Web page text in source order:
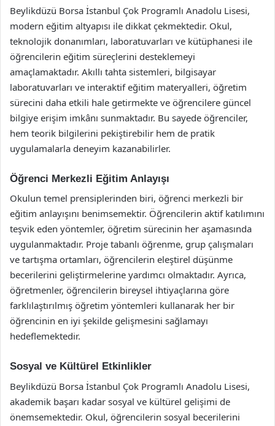
Beylikdüzü Borsa İstanbul Çok Programlı Anadolu Lisesi,
modern eğitim altyapısı ile dikkat çekmektedir. Okul,
teknolojik donanımları, laboratuvarları ve kütüphanesi ile
öğrencilerin eğitim süreçlerini desteklemeyi
amaçlamaktadır. Akıllı tahta sistemleri, bilgisayar
laboratuvarları ve interaktif eğitim materyalleri, öğretim
sürecini daha etkili hale getirmekte ve öğrencilere güncel
bilgiye erişim imkânı sunmaktadır. Bu sayede öğrenciler,
hem teorik bilgilerini pekiştirebilir hem de pratik
uygulamalarla deneyim kazanabilirler.
Öğrenci Merkezli Eğitim Anlayışı
Okulun temel prensiplerinden biri, öğrenci merkezli bir
eğitim anlayışını benimsemektir. Öğrencilerin aktif katılımını
teşvik eden yöntemler, öğretim sürecinin her aşamasında
uygulanmaktadır. Proje tabanlı öğrenme, grup çalışmaları
ve tartışma ortamları, öğrencilerin eleştirel düşünme
becerilerini geliştirmelerine yardımcı olmaktadır. Ayrıca,
öğretmenler, öğrencilerin bireysel ihtiyaçlarına göre
farklılaştırılmış öğretim yöntemleri kullanarak her bir
öğrencinin en iyi şekilde gelişmesini sağlamayı
hedeflemektedir.
Sosyal ve Kültürel Etkinlikler
Beylikdüzü Borsa İstanbul Çok Programlı Anadolu Lisesi,
akademik başarı kadar sosyal ve kültürel gelişimi de
önemsemektedir. Okul, öğrencilerin sosyal becerilerini